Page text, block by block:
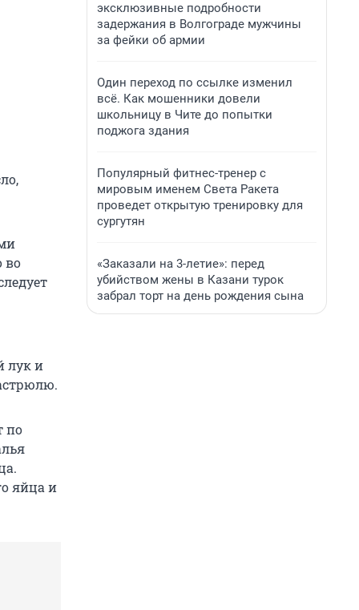
во
лук и
по
яйца и
эксклюзивные подробности
задержания в Волгограде мужчины
за фейки об армии
Один переход по ссылке изменил
всё. Как мошенники довели
школьницу в Чите до попытки
поджога здания
Популярный фитнес-тренер с
мировым именем Света Ракета
проведет открытую тренировку для
сургутян
«Заказали на 3-летие»: перед
убийством жены в Казани турок
забрал торт на день рождения сына